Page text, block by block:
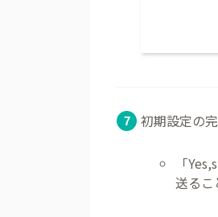
初期設定の
「
送るこ